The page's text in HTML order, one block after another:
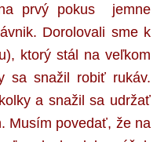
prvý pokus jemne
Dorolovali sme k
ktorý stál na veľkom
sa snažil robiť rukáv.
a snažil sa udržať
Musím povedať, že na